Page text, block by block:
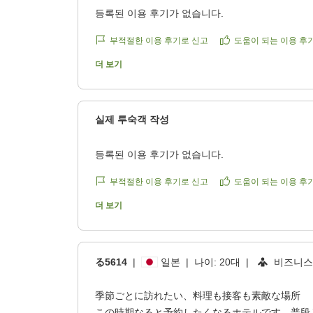
등록된 이용 후기가 없습니다.
부적절한 이용 후기로 신고 도움이 되는 이용 후
더 보기
실제 투숙객 작성
등록된 이용 후기가 없습니다.
부적절한 이용 후기로 신고 도움이 되는 이용 후
더 보기
る5614 | 일본 | 나이: 20대 | 비즈니스
季節ごとに訪れたい、料理も接客も素敵な場所